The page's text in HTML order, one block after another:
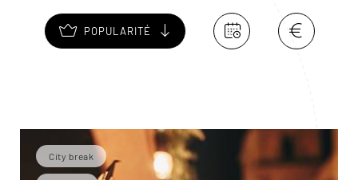
POPULARITÉ
City break